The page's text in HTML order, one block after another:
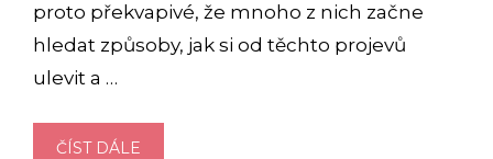
proto překvapivé, že mnoho z nich začne
hledat způsoby, jak si od těchto projevů
ulevit a …
ČÍST DÁLE